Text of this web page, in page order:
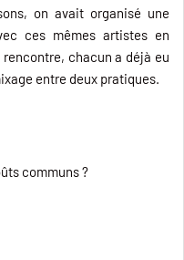
on avait organisé une
ces mêmes artistes en
rencontre, chacun a déjà eu
entre deux pratiques.
communs ?